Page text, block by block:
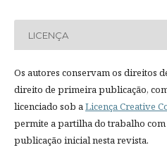
LICENÇA
Os autores conservam os direitos
direito de primeira publicação,
licenciado sob aLicença Creative
permite a partilha do trabalho
publicação inicial nesta revista.